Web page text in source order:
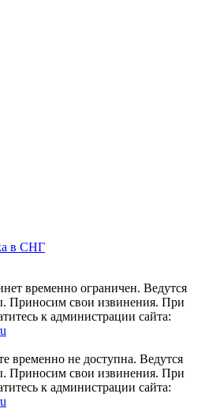
в СНГ
временно ограничен. Ведутся
Приносим свои извинения. При
к администрации сайта:
временно не доступна. Ведутся
Приносим свои извинения. При
к администрации сайта: